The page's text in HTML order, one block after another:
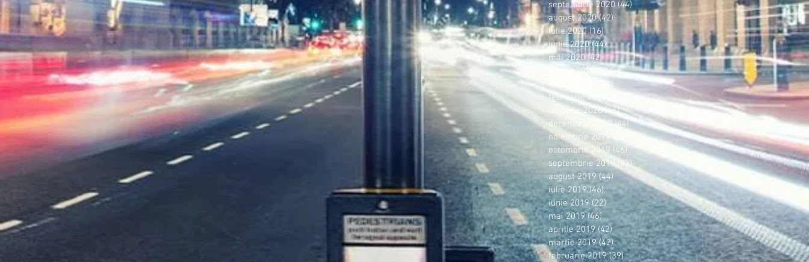
septembrie 2020 (44)44 postări
august 2020 (42)42 postări
iulie 2020 (16)16 postări
iunie 2020 (44)44 postări
mai 2020 (42)42 postări
aprilie 2020 (36)36 postări
martie 2020
(44) 44 postări
februarie 2020
38 postări
ianuarie 2020 (46)46 postări
decembrie 2019 (44)44 postări
noiembrie 2019
42 postări
octombrie 2019 (46) 46 postări
septembrie 2019 (42)42 postări
august 2019 (44) 44 postări
iulie 2019 (46) 46 postări
iunie 2019 (22) 22 postări
mai 2019 (46)46 postări
aprilie 2019 (42)42 postări
martie 2019 (42)42 postări
februarie 2019 (39)39 postări